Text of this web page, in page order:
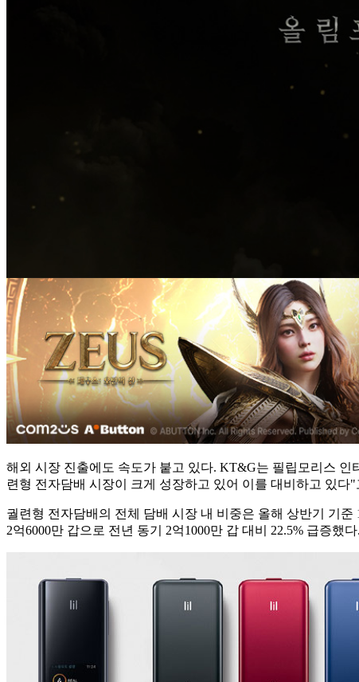
해외 시장 진출에도 속도가 붙고 있다. KT&G는 필립모리스
련형 전자담배 시장이 크게 성장하고 있어 이를 대비하고 있
궐련형 전자담배의 전체 담배 시장 내 비중은 올해 상반기 기
2억6000만 갑으로 전년 동기 2억1000만 갑 대비 22.5% 급증했다.